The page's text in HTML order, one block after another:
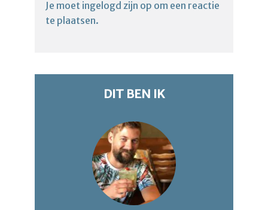
Je moet ingelogd zijn op om een reactie
te plaatsen.
DIT BEN IK